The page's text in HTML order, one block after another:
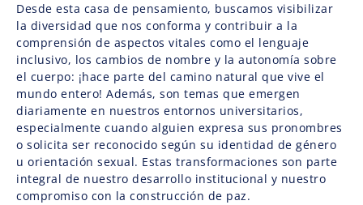
Desde esta casa de pensamiento, buscamos visibilizar
la diversidad que nos conforma y contribuir a la
comprensión de aspectos vitales como el lenguaje
inclusivo, los cambios de nombre y la autonomía sobre
el cuerpo: ¡hace parte del camino natural que vive el
mundo entero! Además, son temas que emergen
diariamente en nuestros entornos universitarios,
especialmente cuando alguien expresa sus pronombres
o solicita ser reconocido según su identidad de género
u orientación sexual. Estas transformaciones son parte
integral de nuestro desarrollo institucional y nuestro
compromiso con la construcción de paz.